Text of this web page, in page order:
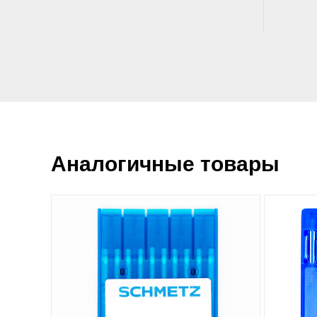
Аналогичные товары